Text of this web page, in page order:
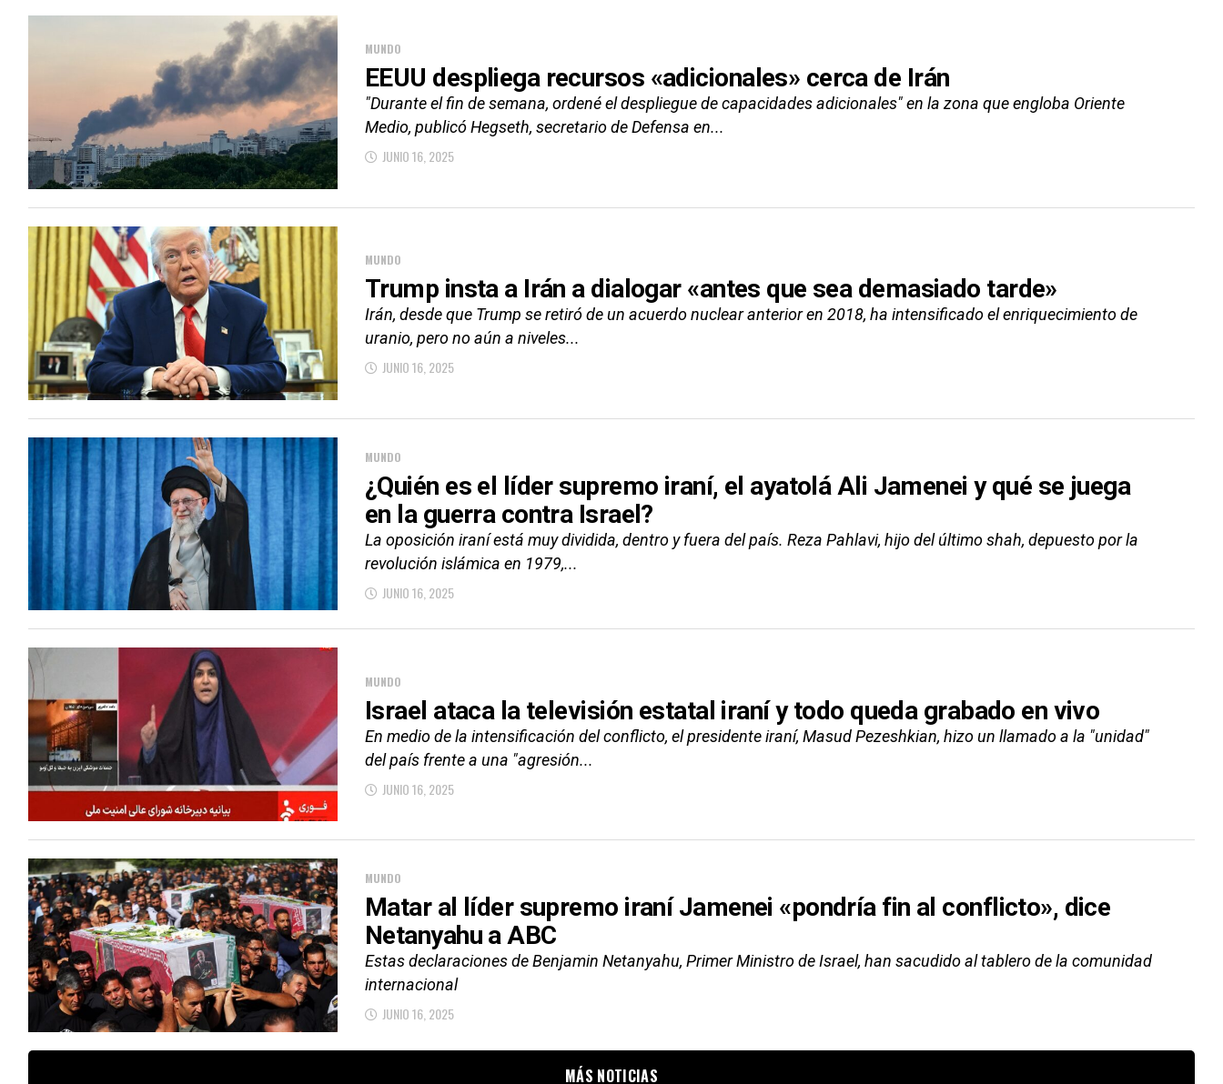
MUNDO
EEUU despliega recursos «adicionales» cerca de Irán
"Durante el fin de semana, ordené el despliegue de capacidades adicionales" en la zona que engloba Oriente
Medio, publicó Hegseth, secretario de Defensa en...
JUNIO 16, 2025
MUNDO
Trump insta a Irán a dialogar «antes que sea demasiado tarde»
Irán, desde que Trump se retiró de un acuerdo nuclear anterior en 2018, ha intensificado el enriquecimiento de
uranio, pero no aún a niveles...
JUNIO 16, 2025
MUNDO
¿Quién es el líder supremo iraní, el ayatolá Ali Jamenei y qué se juega
en la guerra contra Israel?
La oposición iraní está muy dividida, dentro y fuera del país. Reza Pahlavi, hijo del último shah, depuesto por la
revolución islámica en 1979,...
JUNIO 16, 2025
MUNDO
Israel ataca la televisión estatal iraní y todo queda grabado en vivo
En medio de la intensificación del conflicto, el presidente iraní, Masud Pezeshkian, hizo un llamado a la "unidad"
del país frente a una "agresión...
JUNIO 16, 2025
MUNDO
Matar al líder supremo iraní Jamenei «pondría fin al conflicto», dice
Netanyahu a ABC
Estas declaraciones de Benjamin Netanyahu, Primer Ministro de Israel, han sacudido al tablero de la comunidad
internacional
JUNIO 16, 2025
MÁS NOTICIAS